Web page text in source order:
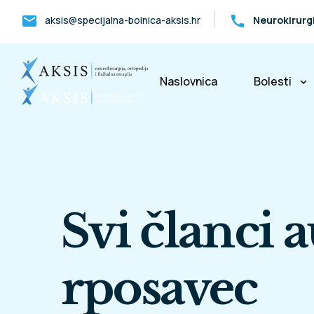
mail aksis@specijalna-bolnica-aksis.hr call
Naslovnica Bolesti keyboard_arrow_down
Svi članci
rposavec